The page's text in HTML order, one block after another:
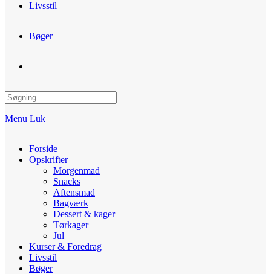
Livsstil
Bøger
website
search
Menu Luk
Forside
Opskrifter
Morgenmad
Snacks
Aftensmad
Bagværk
Dessert & kager
Tørkager
Jul
Kurser & Foredrag
Livsstil
Bøger